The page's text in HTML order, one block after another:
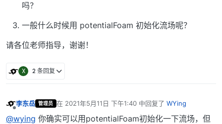
吗？
一般什么时候用 potentialFoam 初始化流场呢？
请各位老师指导，谢谢！
X 2 条回复
李东岳 管理员 在 2021年5月11日 下午1:40中回复了 WYing
最后由 编辑
@wying 你确实可以用potentialFoam初始化一下流场，但